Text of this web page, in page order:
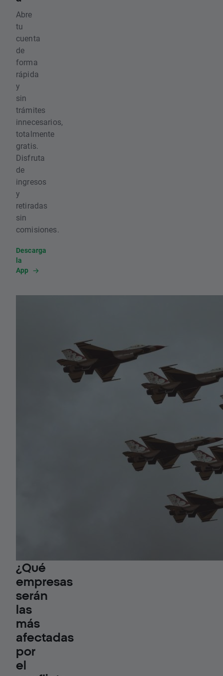
Abre
tu
cuenta
de
forma
rápida
y
sin
trámites
innecesarios,
totalmente
gratis.
Disfruta
de
ingresos
y
retiradas
sin
comisiones.
Descarga
la
App
¿Qué
empresas
serán
las
más
afectadas
por
el